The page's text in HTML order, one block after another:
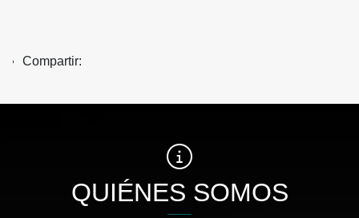
Compartir:
QUIÉNES SOMOS